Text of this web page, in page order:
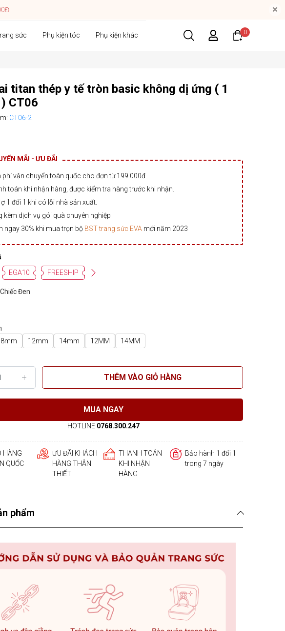
×
sức Phụ kiện tóc Phụ kiện khác 0
titan thép y tế tròn basic không dị ứng ( 1
CT06
CT06-2
MÃI - ƯU ĐÃI
phí vận chuyển toàn quốc cho đơn từ 199.000đ.
toán khi nhận hàng, được kiểm tra hàng trước khi nhận.
1 đổi 1 khi có lỗi nhà sản xuất.
kèm dịch vụ gói quà chuyên nghiệp
ngay 30% khi mua trọn bộ BST trang sức EVA mới năm 2023
EGA10 FREESHIP
Đen
8mm 12mm 14mm 12MM 14MM
THÊM VÀO GIỎ HÀNG
MUA NGAY
HOTLINE 0768.300.247
HÀNG
QUỐC
ƯU ĐÃI KHÁCH
HÀNG THÂN
THIẾT
THANH TOÁN
KHI NHẬN
HÀNG
Bảo hành 1 đổi 1
trong 7 ngày
phẩm